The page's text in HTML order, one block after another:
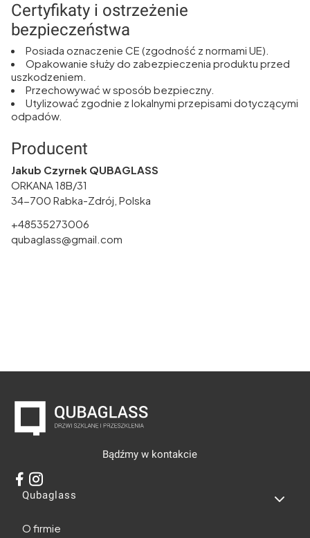
Certyfikaty i ostrzeżenie
bezpieczeństwa
Posiada oznaczenie CE (zgodność z normami UE).
Opakowanie służy do zabezpieczenia produktu przed
uszkodzeniem.
Przechowywać w sposób bezpieczny.
Utylizować zgodnie z lokalnymi przepisami dotyczącymi
odpadów.
Producent
Jakub Czyrnek QUBAGLASS
ORKANA 18B/31
34-700 Rabka-Zdrój, Polska
+48535273006
qubaglass@gmail.com
Bądźmy w kontakcie
Linki w stopce
Qubaglass
O firmie